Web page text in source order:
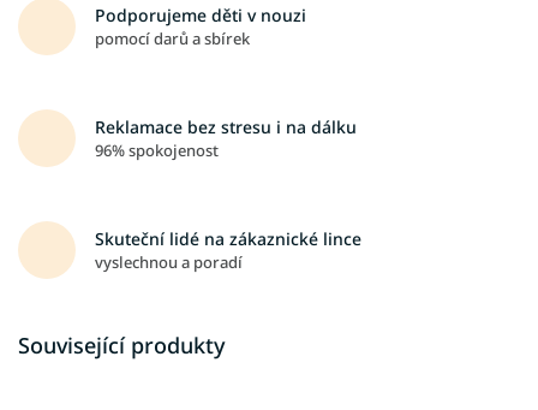
Podporujeme děti v nouzi
pomocí darů a sbírek
Reklamace bez stresu i na dálku
96% spokojenost
Skuteční lidé na zákaznické lince
vyslechnou a poradí
Související produkty